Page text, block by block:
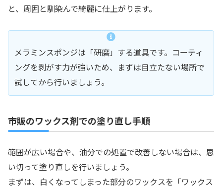
と、周囲と馴染んで綺麗に仕上がります。
メラミンスポンジは「研磨」する道具です。コーティ
ングを剥がす力が強いため、まずは目立たない場所で
試してから行いましょう。
市販のワックス剤での塗り直し手順
範囲が広い場合や、油分での処置で改善しない場合は、思
い切って塗り直しを行いましょう。
まずは、白くなってしまった部分のワックスを「ワックス